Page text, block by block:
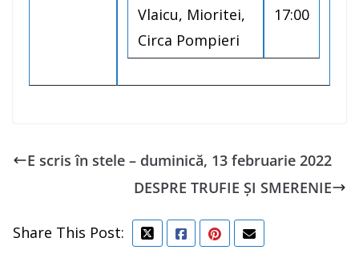
Vlaicu, Mioritei,
Circa Pompieri
17:00
E scris în stele – duminică, 13 februarie 2022
DESPRE TRUFIE ȘI SMERENIE
Share This Post: